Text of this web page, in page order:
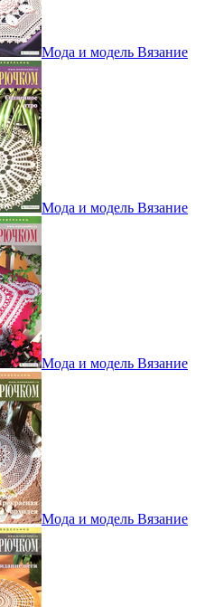
Мода и модель Вязание
Мода и модель Вязание
Мода и модель Вязание
Мода и модель Вязание